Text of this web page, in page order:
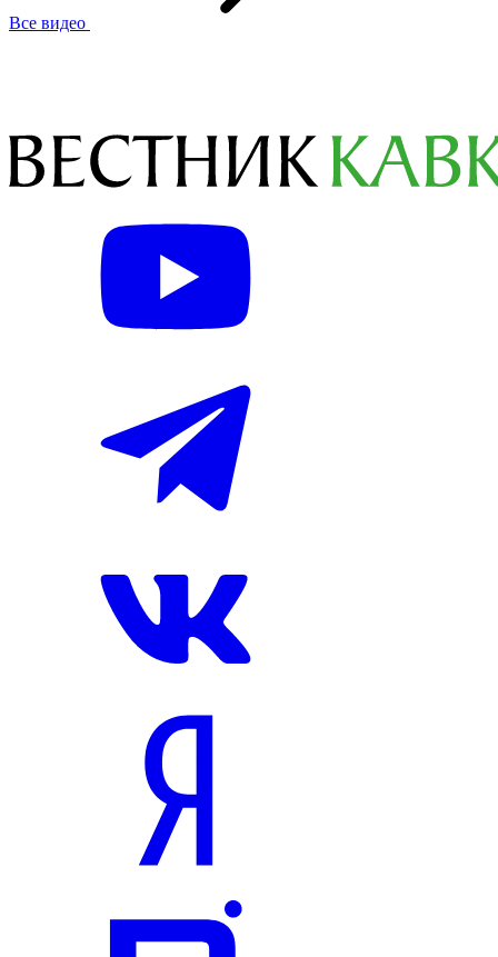
Все видео